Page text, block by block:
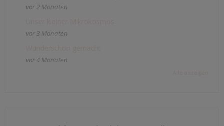
vor 2 Monaten
vor 3 Monaten
vor 4 Monaten